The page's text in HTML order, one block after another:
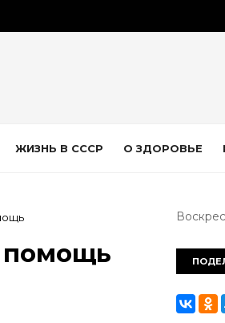
ЖИЗНЬ В СССР О ЗДОРОВЬЕ
помощь